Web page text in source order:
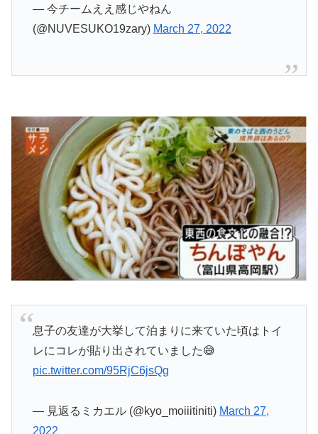
— 今チームええ感じやねん
(@NUVESUKO19zary) March 27, 2022
息子の友達が大挙して泊まりに来ていた頃はトイ
レにコレが貼り出されていました😅
pic.twitter.com/95RjC6jsQg
— 見返るミカエル (@kyo_moiiitiniti) March 27,
2022